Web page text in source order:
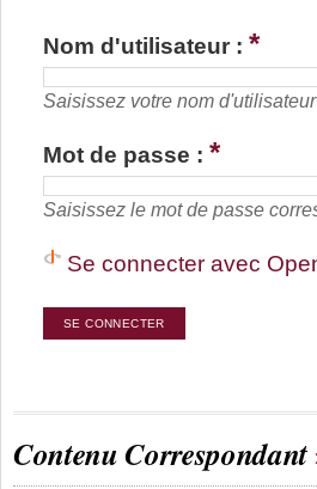
Nom d'utilisateur : *
Saisissez votre nom
Mot de passe : *
Saisissez le mot de passe
Se connecter avec
Contenu Correspondant